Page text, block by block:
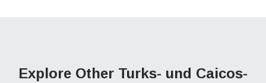
Explore Other Turks- und Caicos-